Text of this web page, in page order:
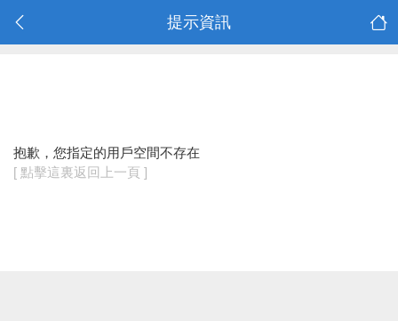
提示資訊
抱歉，您指定的用戶空間不存在
[ 點擊這裏返回上一頁 ]